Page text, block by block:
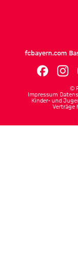
fcbayern.com
©
Impressum
Kinder- und
Verträge